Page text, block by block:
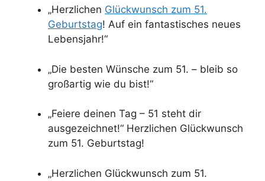
„Herzlichen Glückwunsch zum 51.
Geburtstag! Auf ein fantastisches neues
Lebensjahr!“
„Die besten Wünsche zum 51. – bleib so
großartig wie du bist!“
„Feiere deinen Tag – 51 steht dir
ausgezeichnet!“ Herzlichen Glückwunsch
zum 51. Geburtstag!
„Herzlichen Glückwunsch zum 51.